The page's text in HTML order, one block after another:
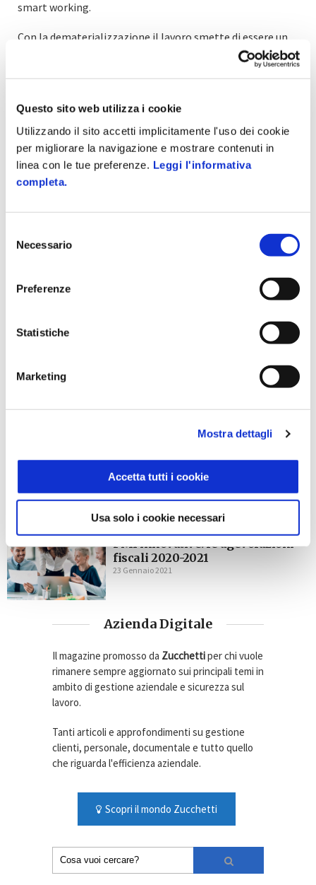
Questo sito web utilizza i cookie
Utilizzando il sito accetti implicitamente l'uso dei cookie
per migliorare la navigazione e mostrare contenuti in
linea con le tue preferenze. Leggi l'informativa
completa.
delNecessario
Preferenze
Statistiche
Marketing
Mostra dettagli
Accetta tutti i cookie
Usa solo i cookie necessari
smart working.
Con la dematerializzazione il lavoro smette di essere un
luogo: l’ufficio può essere ovunque, o meglio, ovunque ci
smartphone, attraverso il quale condividere i documenti
Taggato come: digitalizzazione
Come diventare data
Articolo successivo
Un KIT di consigli
ripopolamento degli
spazi aziendali
10 buone ragioni per continuare
ad adottare una soluzione di
23 Dicembre 2022
GESTIONE DOCUMENTALE
2022 mutano la conservazione
digitale
29 Luglio 2022
PMI innovative: le agevolazioni
fiscali 2020-2021
23 Gennaio 2021
Azienda Digitale
Il magazine promosso da Zucchettiper chi vuole
rimanere sempre aggiornato sui principali temi in
ambito di gestione aziendale e sicurezza sul
lavoro.
Tanti articoli e approfondimenti su gestione
clienti, personale, documentale e tutto quello
che riguarda l'efficienza aziendale.
Scopri il mondo Zucchetti